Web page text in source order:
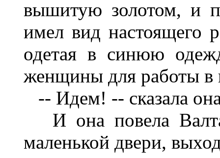
вышитую золотом, и
имел вид настоящего
одетая в синюю
женщины для работы в
-- Идем! -- сказала
И она повела
маленькой двери,